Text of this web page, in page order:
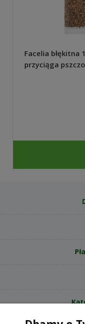
Facelia błękitna
przyciąga